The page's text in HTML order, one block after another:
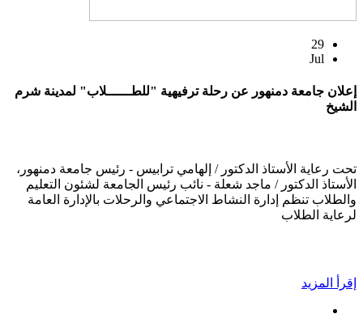
29
Jul
إعلان جامعة دمنهور عن رحلة ترفيهية "للطــــــلاب" لمدينة شرم
الشيخ
تحت رعاية الأستاذ الدكتور / إلهامي ترابيس - رئيس جامعة دمنهور،
الأستاذ الدكتور / ماجد شعلة - نائب رئيس الجامعة لشئون التعليم
والطلاب تنظم إدارة النشاط الاجتماعي والرحلات بالإدارة العامة
لرعاية الطلاب
إقرأ المزيد